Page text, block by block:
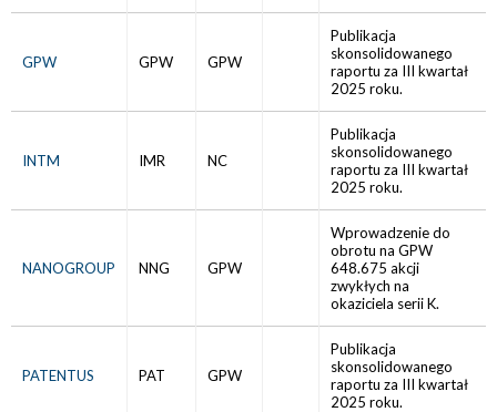
GPW GPW GPW
Publikacja
skonsolidowanego
raportu za III kwartał
2025 roku.
INTM IMR NC
Publikacja
skonsolidowanego
raportu za III kwartał
2025 roku.
NANOGROUP NNG GPW
Wprowadzenie do
obrotu na GPW
648.675 akcji
zwykłych na
okaziciela serii K.
PATENTUS PAT GPW
Publikacja
skonsolidowanego
raportu za III kwartał
2025 roku.